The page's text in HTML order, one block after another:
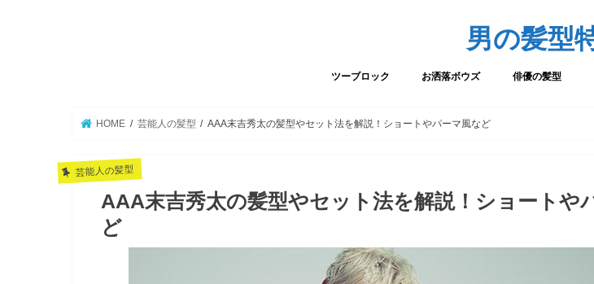
男の髪型
ツーブロック お洒落ボウズ 俳優の髪型
HOME 芸能人の髪型 AAA末吉秀太の髪型やセット法を解説！ショートやパーマ風など
芸能人の髪型
AAA末吉秀太の髪型やセット法を解説！ショートや
ど